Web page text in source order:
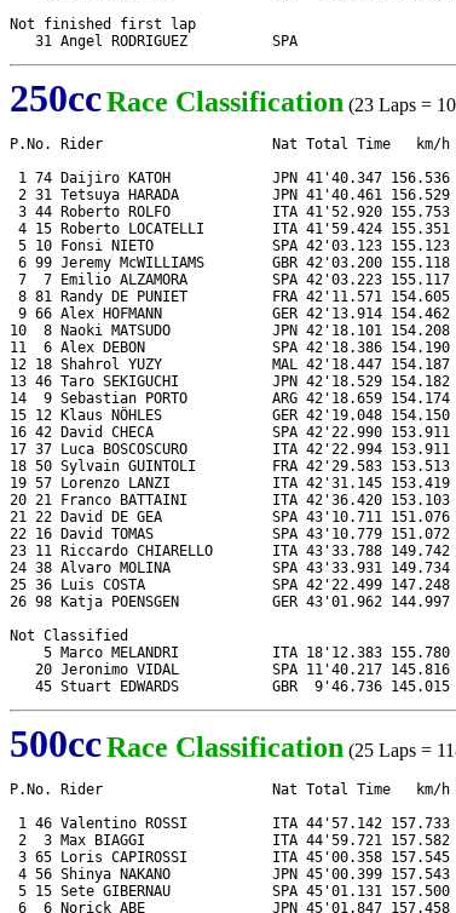
Not finished first lap
250ccRace Classification (23 Laps =
P.No. Rider                    Nat Total Time   km/h
1 74 Daijiro KATOH            JPN 41'40.347
2 31 Tetsuya HARADA           JPN 41'40.461
3 44 Roberto ROLFO            ITA 41'52.920
4 15 Roberto LOCATELLI        ITA 41'59.424
5 10 Fonsi NIETO              SPA 42'03.123
6 99 Jeremy McWILLIAMS        GBR 42'03.200
7  7 Emilio ALZAMORA          SPA 42'03.223
8 81 Randy DE PUNIET          FRA 42'11.571
9 66 Alex HOFMANN             GER 42'13.914
10  8 Naoki MATSUDO            JPN 42'18.101
11  6 Alex DEBON               SPA 42'18.386
12 18 Shahrol YUZY             MAL 42'18.447 154.187
13 46 Taro SEKIGUCHI           JPN 42'18.529
14  9 Sebastian PORTO          ARG 42'18.659
15 12 Klaus NÖHLES             GER 42'19.048
16 42 David CHECA              SPA 42'22.990 153.911
17 37 Luca BOSCOSCURO          ITA 42'22.994
18 50 Sylvain GUINTOLI         FRA 42'29.583
19 57 Lorenzo LANZI            ITA 42'31.145
20 21 Franco BATTAINI          ITA 42'36.420
21 22 David DE GEA             SPA 43'10.711 151.076
22 16 David TOMAS              SPA 43'10.779 151.072
23 11 Riccardo CHIARELLO       ITA 43'33.788
24 38 Alvaro MOLINA            SPA 43'33.931 149.734
25 36 Luis COSTA               SPA 42'22.499 147.248
26 98 Katja POENSGEN           GER 43'01.962
Not Classified
5 Marco MELANDRI           ITA 18'12.383
20 Jeronimo VIDAL           SPA 11'40.217
500ccRace Classification (25 Laps =
P.No. Rider                    Nat Total Time   km/h
1 46 Valentino ROSSI          ITA 44'57.142
2  3 Max BIAGGI               ITA 44'59.721 157.582
3 65 Loris CAPIROSSI          ITA 45'00.358
4 56 Shinya NAKANO            JPN 45'00.399
5 15 Sete GIBERNAU            SPA 45'01.131
6  6 Norick ABE               JPN 45'01.847 157.458